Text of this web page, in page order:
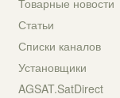
Товарные новости
Статьи
Списки каналов
Установщики
AGSAT.SatDirect